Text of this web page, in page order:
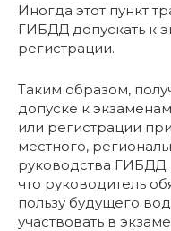
Иногда этот пункт
ГИБДД допускать к
регистрации.
Таким образом,
допуске к
или регистрации
местного,
руководства
что руководитель
пользу будущего
участвовать в